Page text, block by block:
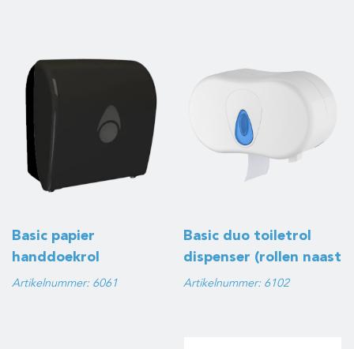
Basic papier
handdoekrol
dispenser, zwart
Artikelnummer: 6061
Basic duo toiletrol
dispenser (rollen naast
elkaar), wit
Artikelnummer: 6102